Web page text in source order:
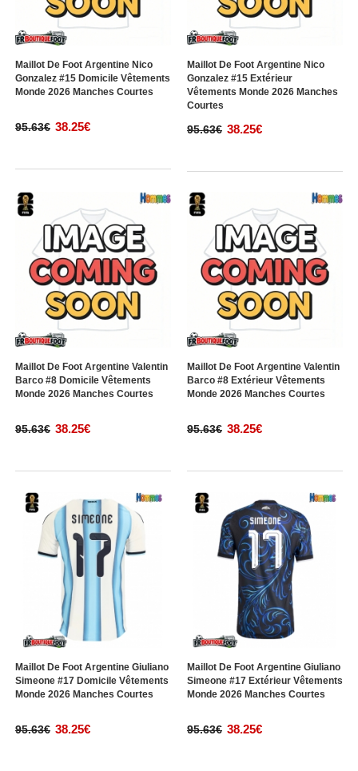
Maillot De Foot Argentine Nico
Gonzalez #15 Domicile Vêtements
Monde 2026 Manches Courtes
95.63€ 38.25€
Maillot De Foot Argentine Nico
Gonzalez #15 Extérieur
Vêtements Monde 2026 Manches
Courtes
95.63€ 38.25€
Maillot De Foot Argentine Valentin
Barco #8 Domicile Vêtements
Monde 2026 Manches Courtes
95.63€ 38.25€
Maillot De Foot Argentine Valentin
Barco #8 Extérieur Vêtements
Monde 2026 Manches Courtes
95.63€ 38.25€
Maillot De Foot Argentine Giuliano
Simeone #17 Domicile Vêtements
Monde 2026 Manches Courtes
95.63€ 38.25€
Maillot De Foot Argentine Giuliano
Simeone #17 Extérieur Vêtements
Monde 2026 Manches Courtes
95.63€ 38.25€